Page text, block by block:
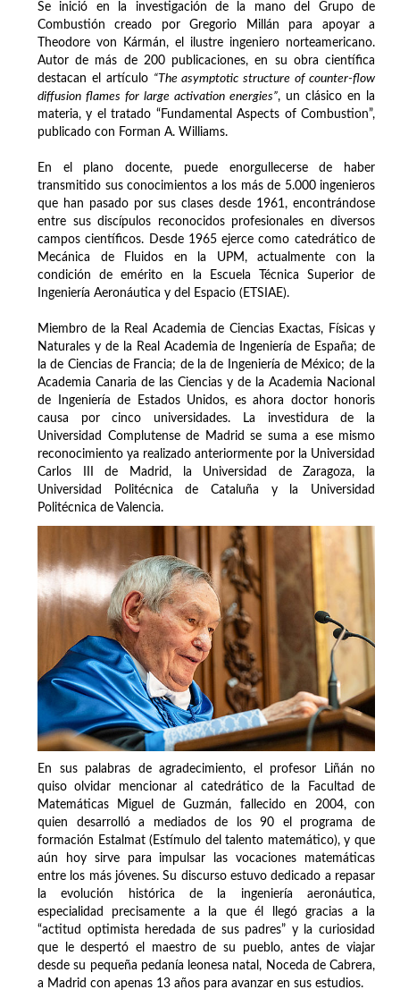
Se inició en la investigación de la mano del Grupo de
Combustión creado por Gregorio Millán para apoyar a
Theodore von Kármán, el ilustre ingeniero norteamericano.
Autor de más de 200 publicaciones, en su obra científica
destacan el artículo “The asymptotic structure of counter-flow
diffusion flames for large activation energies”, un clásico en la
materia, y el tratado “Fundamental Aspects of Combustion”,
publicado con Forman A. Williams.
En el plano docente, puede enorgullecerse de haber
transmitido sus conocimientos a los más de 5.000 ingenieros
que han pasado por sus clases desde 1961, encontrándose
entre sus discípulos reconocidos profesionales en diversos
campos científicos. Desde 1965 ejerce como catedrático de
Mecánica de Fluidos en la UPM, actualmente con la
condición de emérito en la Escuela Técnica Superior de
Ingeniería Aeronáutica y del Espacio (ETSIAE).
Miembro de la Real Academia de Ciencias Exactas, Físicas y
Naturales y de la Real Academia de Ingeniería de España; de
la de Ciencias de Francia; de la de Ingeniería de México; de la
Academia Canaria de las Ciencias y de la Academia Nacional
de Ingeniería de Estados Unidos, es ahora doctor honoris
causa por cinco universidades. La investidura de la
Universidad Complutense de Madrid se suma a ese mismo
reconocimiento ya realizado anteriormente por la Universidad
Carlos III de Madrid, la Universidad de Zaragoza, la
Universidad Politécnica de Cataluña y la Universidad
Politécnica de Valencia.
En sus palabras de agradecimiento, el profesor Liñán no
quiso olvidar mencionar al catedrático de la Facultad de
Matemáticas Miguel de Guzmán, fallecido en 2004, con
quien desarrolló a mediados de los 90 el programa de
formación Estalmat (Estímulo del talento matemático), y que
aún hoy sirve para impulsar las vocaciones matemáticas
entre los más jóvenes. Su discurso estuvo dedicado a repasar
la evolución histórica de la ingeniería aeronáutica,
especialidad precisamente a la que él llegó gracias a la
“actitud optimista heredada de sus padres” y la curiosidad
que le despertó el maestro de su pueblo, antes de viajar
desde su pequeña pedanía leonesa natal, Noceda de Cabrera,
a Madrid con apenas 13 años para avanzar en sus estudios.